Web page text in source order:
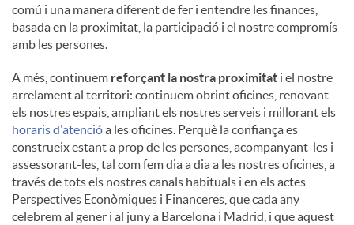
comú i una manera diferent de fer i entendre les finances,
basada en la proximitat, la participació i el nostre compromís
amb les persones.
A més, continuem reforçant la nostra proximitat i el nostre
arrelament al territori: continuem obrint oficines, renovant
els nostres espais, ampliant els nostres serveis i millorant els
horaris d'atencióa les oficines. Perquè la confiança es
construeix estant a prop de les persones, acompanyant-les i
assessorant-les, tal com fem dia a dia a les nostres oficines, a
través de tots els nostres canals habituals i en els actes
Perspectives Econòmiques i Financeres, que cada any
celebrem al gener i al juny a Barcelona i Madrid, i que aquest